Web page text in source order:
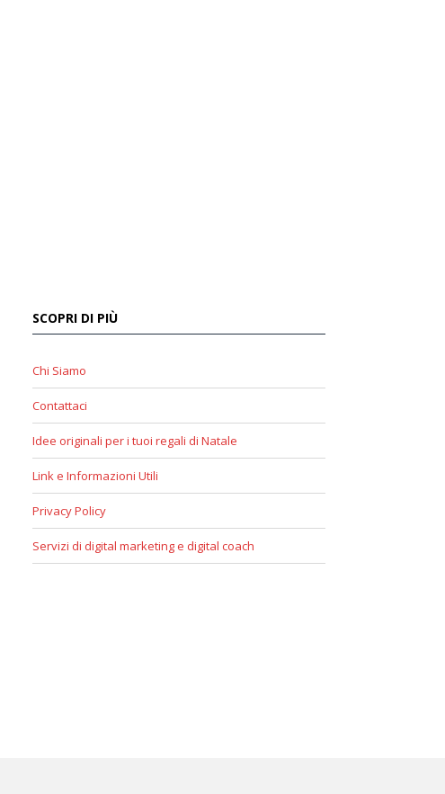
SCOPRI DI PIÙ
Chi Siamo
Contattaci
Idee originali per i tuoi regali di Natale
Link e Informazioni Utili
Privacy Policy
Servizi di digital marketing e digital coach